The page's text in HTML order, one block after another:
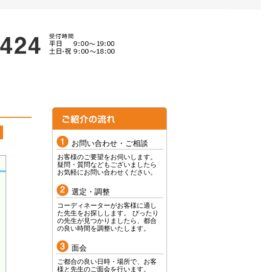
お問い合わせ・ご相談
お客様のご要望をお伺いします。
疑問・質問などもございましたら
お気軽にお問い合わせください。
選定・調整
コーディネーターがお客様に適し
た先生をお探しします。 ぴったり
の先生が見つかりましたら、都合
の良い時間を調整いたします。
面会
ご都合の良い日時・場所で、お客
様と先生のご面会を行います。